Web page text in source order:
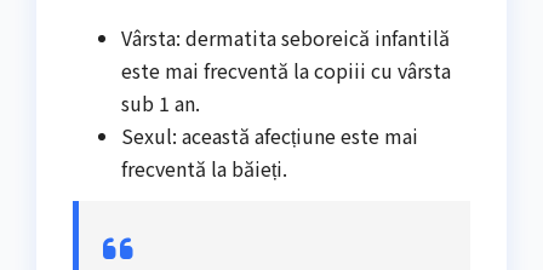
Vârsta: dermatita seboreică infantilă
este mai frecventă la copiii cu vârsta
sub 1 an.
Sexul: această afecțiune este mai
frecventă la băieți.